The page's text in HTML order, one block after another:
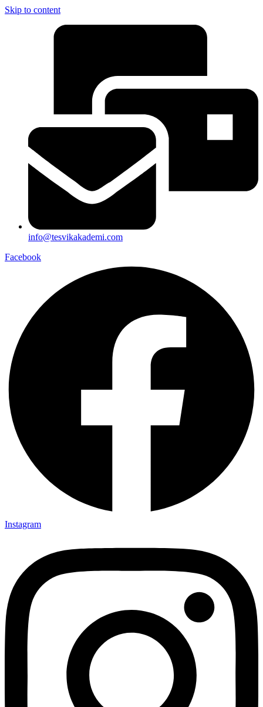
Skip to content
info@tesvikakademi.com
Facebook
Instagram